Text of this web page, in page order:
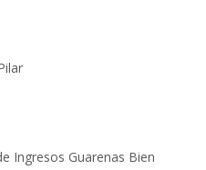
Ingresos Guarenas Bien